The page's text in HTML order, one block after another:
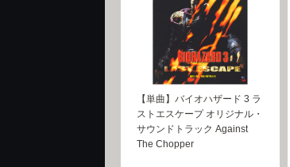
【単曲】バイオハザード 3 ラ
ストエスケープ オリジナル・
サウンドトラック Against
The Chopper